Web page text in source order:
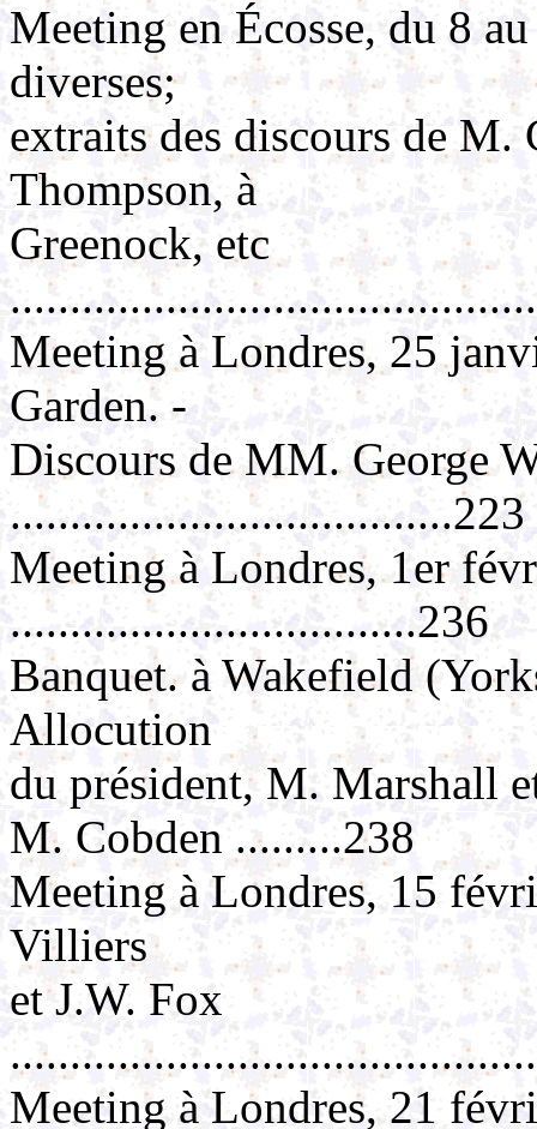
Meeting en Écosse, du 8
diverses;
extraits des discours de M.
Thompson, à
Greenock, etc
Meeting à Londres, 25
Garden. -
Discours de MM. George
.....................................223
Meeting à Londres, 1er
..................................236
Banquet. à Wakefield
Allocution
du président, M. Marshall
M. Cobden .........238
Meeting à Londres, 15
Villiers
et J.W. Fox
Meeting à Londres, 21